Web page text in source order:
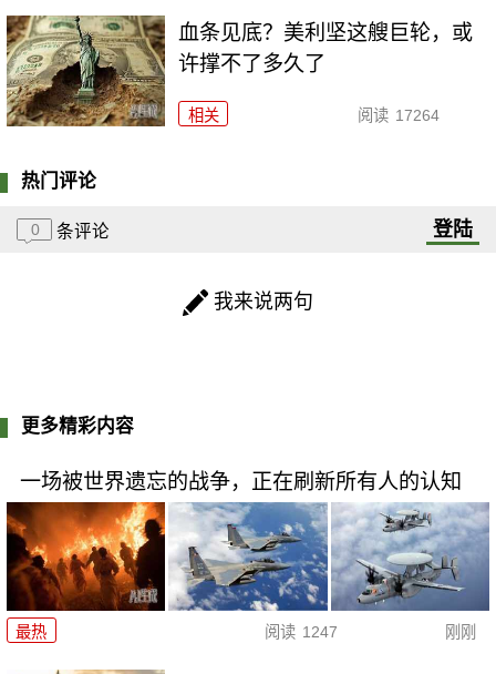
血条见底？美利坚这艘巨轮，或
许撑不了多久了
相关 阅读 17264
热门评论
0 条评论 登陆
我来说两句
更多精彩内容
一场被世界遗忘的战争，正在刷新所有人的认知
最热 阅读 1247 刚刚